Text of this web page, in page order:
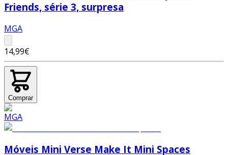
Friends, série 3, surpresa
MGA
14,99€
Comprar
Móveis Mini Verse Make It Mini Spaces